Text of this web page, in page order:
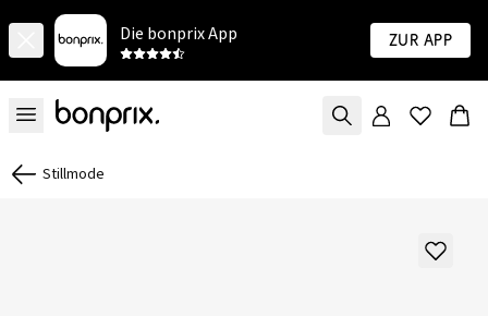
Die bonprix App Zur App
Stillmode